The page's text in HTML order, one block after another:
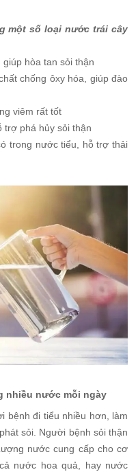
một số loại nước trái cây
hòa tan sỏi thận
chống ôxy hóa, giúp đào
viêm rất tốt
trợ phá hủy sỏi thận
trong nước tiểu, hỗ trợ thải
nhiều nước mỗi ngày
bệnh đi tiểu nhiều hơn, làm
sỏi. Người bệnh sỏi thận
nước cung cấp cho cơ
nước hoa quả, hay nước